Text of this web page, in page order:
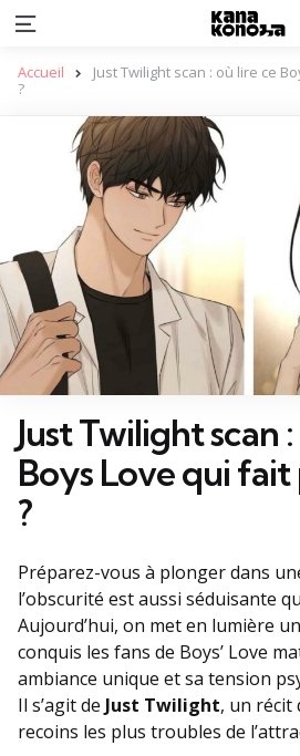
Menu
Accueil
Just Twilight scan : où lire ce
?
Just Twilight scan
Boys Love qui
?
Préparez-vous à plonger dans
l’obscurité est aussi séduisante
Aujourd’hui, on met en lumière
conquis les fans de Boys’ Love
ambiance unique et sa tension
Il s’agit de Just Twilight, un récit
recoins les plus troubles de